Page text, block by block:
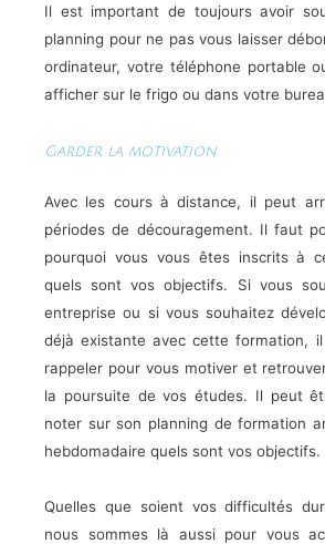
Il est important de toujours avoir
planning pour ne pas vous laisser
ordinateur, votre téléphone portable
afficher sur le frigo ou dans votre
Garder la motivation
Avec les cours à distance, il peut
périodes de découragement. Il faut
pourquoi vous vous êtes inscrits à
quels sont vos objectifs. Si vous
entreprise ou si vous souhaitez
déjà existante avec cette formation,
rappeler pour vous motiver et
la poursuite de vos études. Il peut
noter sur son planning de formation
hebdomadaire quels sont vos objectifs.
Quelles que soient vos difficultés
nous sommes là aussi pour vous